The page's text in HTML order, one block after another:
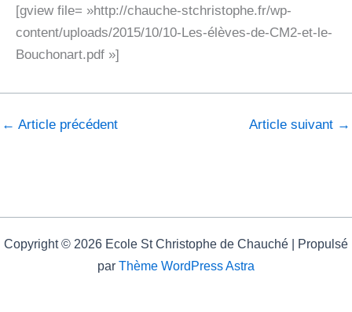
[gview file= »http://chauche-stchristophe.fr/wp-
content/uploads/2015/10/10-Les-élèves-de-CM2-et-le-
Bouchonart.pdf »]
← Article précédent Article suivant →
Copyright © 2026 Ecole St Christophe de Chauché | Propulsé
par Thème WordPress Astra